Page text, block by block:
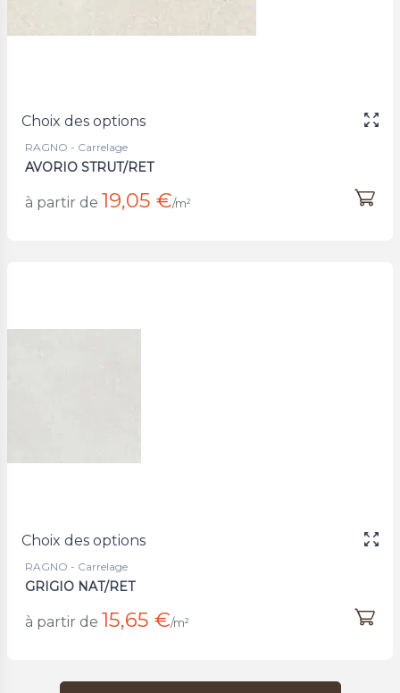
Choix des options
RAGNO - Carrelage
AVORIO STRUT/RET
à partir de 19,05 €/m²
Choix des options
RAGNO - Carrelage
GRIGIO NAT/RET
à partir de 15,65 €/m²